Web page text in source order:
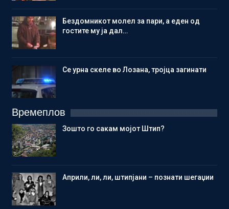
Бездомникот молел за пари, а еден од
гостите му ја дал…
Се урна скеле во Лозана, тројца загинати
Времеплов
Зошто го сакам мојот Штип?
Aприли, ли, ли, штипјани – познати шегаџии